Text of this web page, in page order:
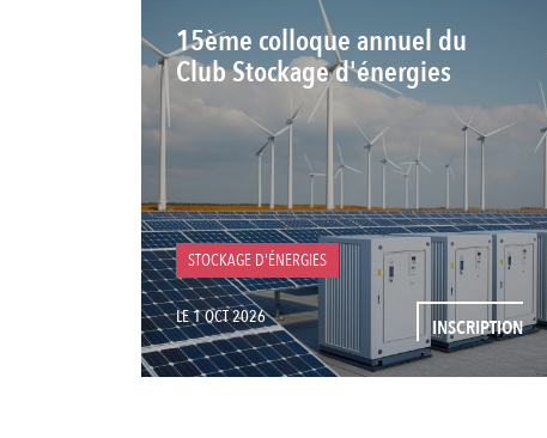
15ème colloque annuel du
Club Stockage d'énergies
STOCKAGE D'ÉNERGIES
LE 1 OCT 2026 INSCRIPTION